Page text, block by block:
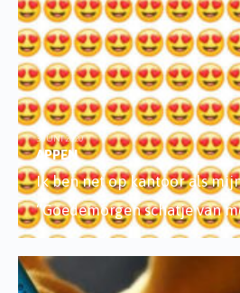
3 JUNI 2020
APPEN
Ik ben net op kantoor als
“Goedemorgen schatje van